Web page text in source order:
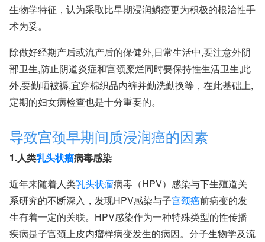
生物学特征，认为采取比早期浸润鳞癌更为积极的根治性手
术为妥。
除做好经期产后或流产后的保健外,日常生活中,要注意外阴
部卫生,防止阴道炎症和宫颈糜烂同时要保持性生活卫生,此
外,要勤晒被褥,宜穿棉织品内裤并勤洗勤换等，在此基础上,
定期的妇女病检查也是十分重要的。
导致宫颈早期间质浸润癌的因素
1.人类乳头状瘤病毒感染
近年来随着人类乳头状瘤病毒（HPV）感染与下生殖道关
系研究的不断深入，发现HPV感染与子宫颈癌前病变的发
生有着一定的关联。HPV感染作为一种特殊类型的性传播
疾病是子宫颈上皮内瘤样病变发生的病因。分子生物学及流